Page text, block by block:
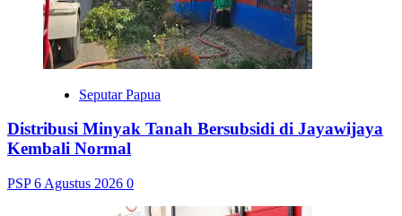
Seputar Papua
Distribusi Minyak Tanah Bersubsidi di Jayawijaya
Kembali Normal
PSP6 Agustus 2026 0